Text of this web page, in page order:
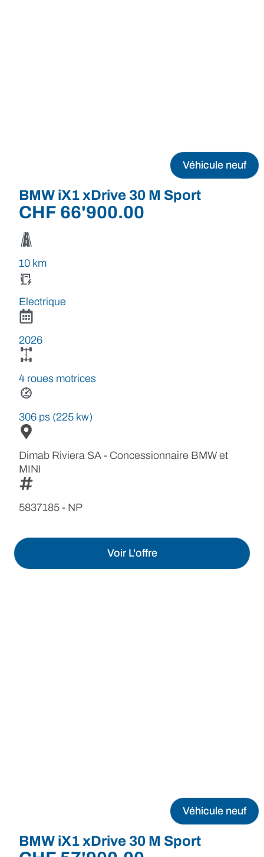
Véhicule neuf
BMW iX1 xDrive 30 M Sport
CHF 66'900.00
10 km
Electrique
2026
4 roues motrices
306 ps (225 kw)
Dimab Riviera SA - Concessionnaire BMW et
MINI
5837185 - NP
Voir L'offre
Véhicule neuf
BMW iX1 xDrive 30 M Sport